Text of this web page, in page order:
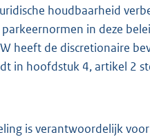
houdbaarheid
in deze
heeft de discretionaire
in hoofdstuk 4, artikel 2
is verantwoordelijk